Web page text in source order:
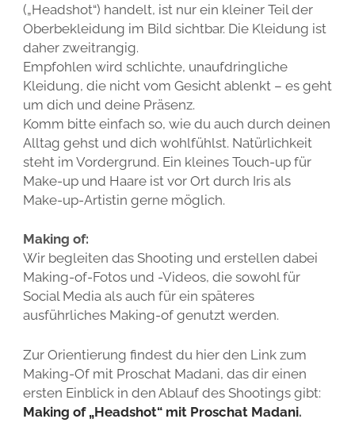
(„Headshot“) handelt, ist nur ein kleiner Teil der
Oberbekleidung im Bild sichtbar. Die Kleidung ist
daher zweitrangig.
Empfohlen wird schlichte, unaufdringliche
Kleidung, die nicht vom Gesicht ablenkt – es geht
um dich und deine Präsenz.
Komm bitte einfach so, wie du auch durch deinen
Alltag gehst und dich wohlfühlst. Natürlichkeit
steht im Vordergrund. Ein kleines Touch-up für
Make-up und Haare ist vor Ort durch Iris als
Make-up-Artistin gerne möglich.
Making of:
Wir begleiten das Shooting und erstellen dabei
Making-of-Fotos und -Videos, die sowohl für
Social Media als auch für ein späteres
ausführliches Making-of genutzt werden.
Zur Orientierung findest du hier den Link zum
Making-Of mit Proschat Madani, das dir einen
ersten Einblick in den Ablauf des Shootings gibt:
Making of „Headshot“ mit Proschat Madani.